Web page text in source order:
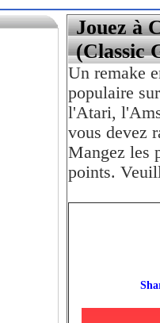
Jouez à
(Classic
Un remake
populaire
l'Atari,
vous devez
Mangez les
points.